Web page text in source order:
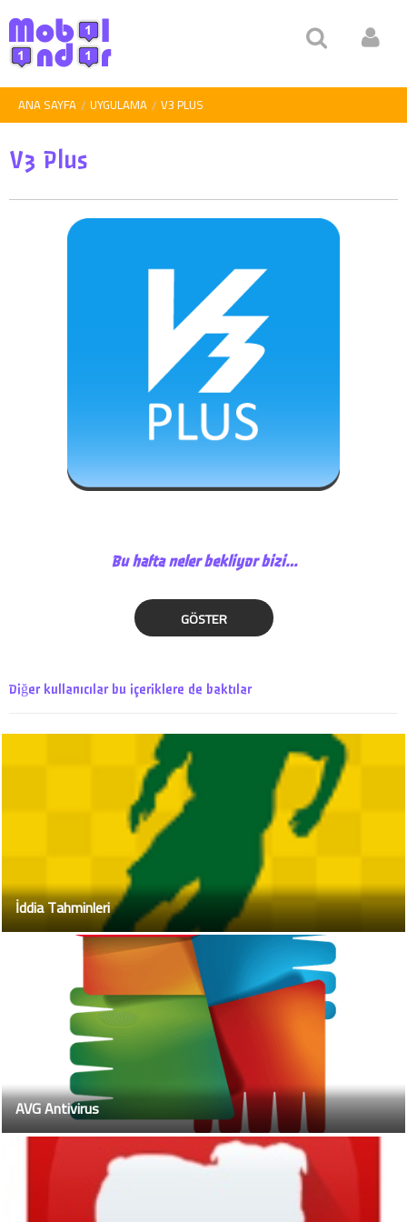
ANA SAYFA UYGULAMA V3 PLUS
V3 Plus
Bu hafta neler bekliyor bizi…
GÖSTER
Diğer kullanıcılar bu içeriklere de baktılar
İddia Tahminleri
AVG Antivirus